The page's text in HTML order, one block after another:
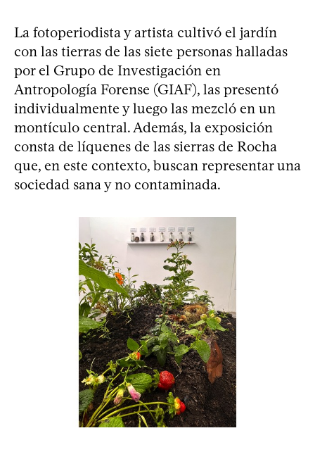
La fotoperiodista y artista cultivó el jardín
con las tierras de las siete personas halladas
por el Grupo de Investigación en
Antropología Forense (GIAF), las presentó
individualmente y luego las mezcló en un
montículo central. Además, la exposición
consta de líquenes de las sierras de Rocha
que, en este contexto, buscan representar una
sociedad sana y no contaminada.